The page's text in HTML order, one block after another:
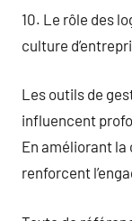
10. Le rôle des
culture
Les outils de
influencent
En améliorant
renforcent